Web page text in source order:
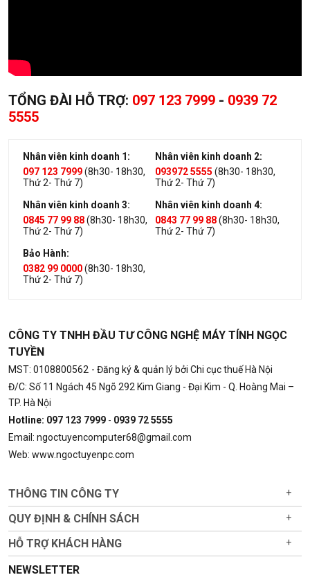
TỔNG ĐÀI HỖ TRỢ: 097 123 7999 - 0939 72
5555
Nhân viên kinh doanh 1:
097 123 7999(8h30- 18h30,
Thứ 2- Thứ 7)
Nhân viên kinh doanh 2:
093972 5555 (8h30- 18h30,
Thứ 2- Thứ 7)
Nhân viên kinh doanh 3:
0845 77 99 88(8h30- 18h30,
Thứ 2- Thứ 7)
Nhân viên kinh doanh 4:
0843 77 99 88(8h30- 18h30,
Thứ 2- Thứ 7)
Bảo Hành:
0382 99 0000(8h30- 18h30,
Thứ 2- Thứ 7)
CÔNG TY TNHH ĐẦU TƯ CÔNG NGHỆ MÁY TÍNH NGỌC
TUYỀN
MST: 0108800562 - Đăng ký & quản lý bởi Chi cục thuế Hà Nội
Đ/C: Số 11 Ngách 45 Ngõ 292 Kim Giang - Đại Kim - Q. Hoàng Mai –
TP. Hà Nội
Hotline: 097 123 7999 - 0939 72 5555
Email: ngoctuyencomputer68@gmail.com
Web: www.ngoctuyenpc.com
THÔNG TIN CÔNG TY +
QUY ĐỊNH & CHÍNH SÁCH +
HỖ TRỢ KHÁCH HÀNG +
NEWSLETTER